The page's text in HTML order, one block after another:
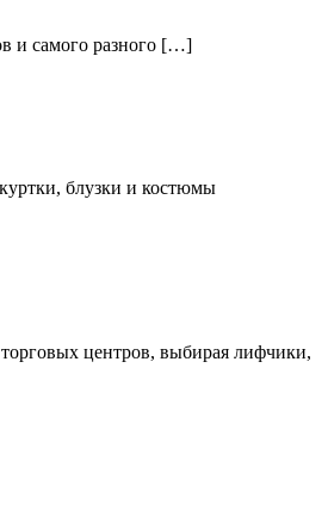
и самого разного […]
блузки и костюмы
центров, выбирая лифчики,